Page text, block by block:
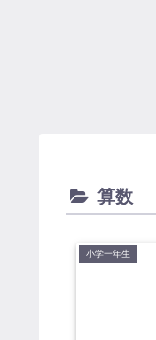
算数
小学一年生